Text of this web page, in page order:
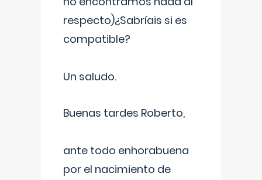
respecto)¿Sabríais si es
compatible?
Un saludo.
Buenas tardes Roberto,
ante todo enhorabuena
por el nacimiento de